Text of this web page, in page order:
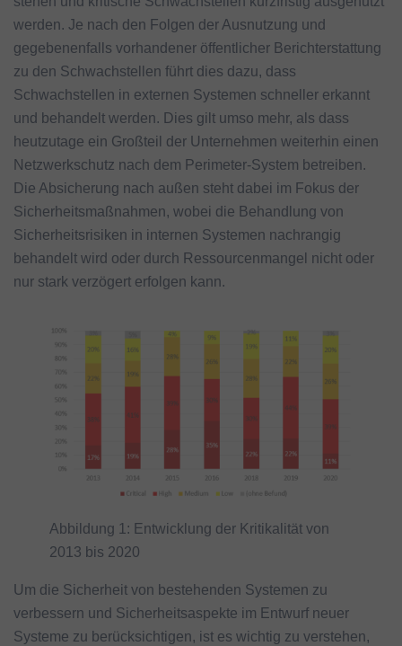
werden. Je nach den Folgen der Ausnutzung und
gegebenenfalls vorhandener öffentlicher Berichterstattung
zu den Schwachstellen führt dies dazu, dass
Schwachstellen in externen Systemen schneller erkannt
und behandelt werden. Dies gilt umso mehr, als dass
heutzutage ein Großteil der Unternehmen weiterhin einen
Netzwerkschutz nach dem Perimeter-System betreiben.
Die Absicherung nach außen steht dabei im Fokus der
Sicherheitsmaßnahmen, wobei die Behandlung von
Sicherheitsrisiken in internen Systemen nachrangig
behandelt wird oder durch Ressourcenmangel nicht oder
nur stark verzögert erfolgen kann.
Abbildung 1: Entwicklung der Kritikalität von
2013 bis 2020
Um die Sicherheit von bestehenden Systemen zu
verbessern und Sicherheitsaspekte im Entwurf neuer
Systeme zu berücksichtigen, ist es wichtig zu verstehen,